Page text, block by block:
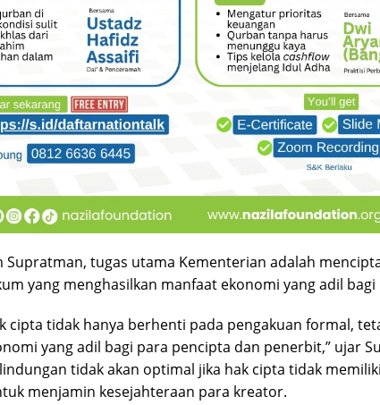
Supratman, tugas utama Kementerian adalah
yang menghasilkan manfaat ekonomi yang adil bagi
cipta tidak hanya berhenti pada pengakuan formal,
yang adil bagi para pencipta dan penerbit,” ujar
tidak akan optimal jika hak cipta tidak
menjamin kesejahteraan para kreator.